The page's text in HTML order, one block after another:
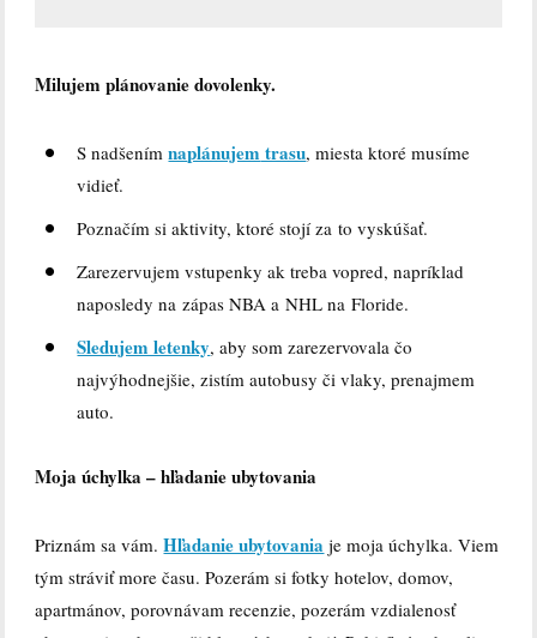
Milujem plánovanie dovolenky.
S nadšenímnaplánujem trasu, miesta ktoré musíme
vidieť.
Poznačím si aktivity, ktoré stojí za to vyskúšať.
Zarezervujem vstupenky ak treba vopred, napríklad
naposledy na zápas NBA a NHL na Floride.
Sledujem letenky, aby som zarezervovala čo
najvýhodnejšie, zistím autobusy či vlaky, prenajmem
auto.
Moja úchylka – hľadanie ubytovania
Priznám sa vám.Hľadanie ubytovania je moja úchylka. Viem
tým stráviť more času. Pozerám si fotky hotelov, domov,
apartmánov, porovnávam recenzie, pozerám vzdialenosť